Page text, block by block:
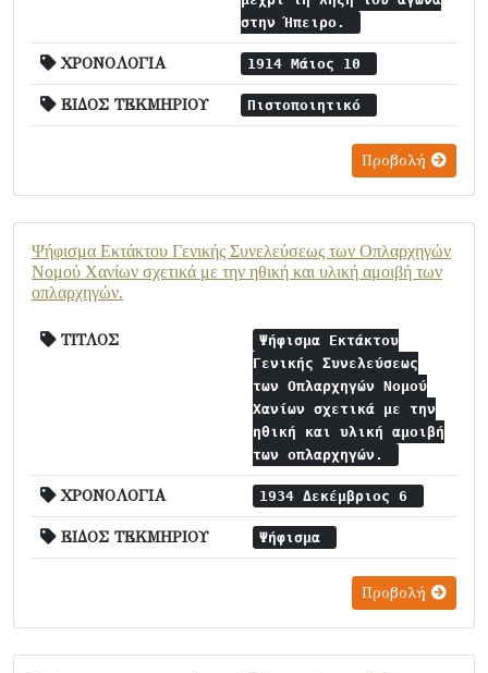
στην Ήπειρο.
ΧΡΟΝΟΛΟΓΙΑ 1914 Μάιος 10
ΕΙΔΟΣ ΤΕΚΜΗΡΙΟΥ Πιστοποιητικό
Προβολή
Ψήφισμα Εκτάκτου Γενικής Συνελεύσεως των Οπλαρχηγών
Νομού Χανίων σχετικά με την ηθική και υλική αμοιβή των
οπλαρχηγών.
ΤΙΤΛΟΣ
Ψήφισμα Εκτάκτου
Γενικής Συνελεύσεως
των Οπλαρχηγών Νομού
Χανίων σχετικά με την
ηθική και υλική αμοιβή
των οπλαρχηγών.
ΧΡΟΝΟΛΟΓΙΑ 1934 Δεκέμβριος 6
ΕΙΔΟΣ ΤΕΚΜΗΡΙΟΥ Ψήφισμα
Προβολή